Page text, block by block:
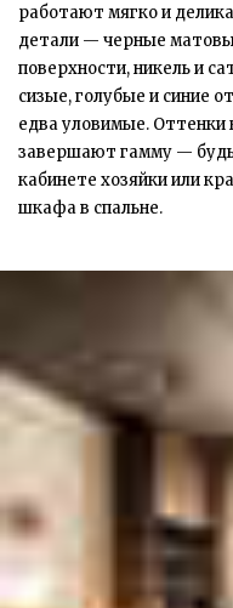
работают мягко и
детали — черные
поверхности, никель и
сизые, голубые и синие
едва уловимые. Оттенки
завершают гамму —
кабинете хозяйки или
шкафа в спальне.